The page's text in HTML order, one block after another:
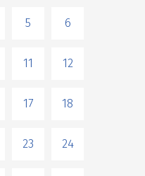
5 6
11 12
17 18
23 24